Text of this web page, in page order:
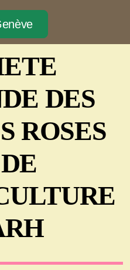
DES
ROSES